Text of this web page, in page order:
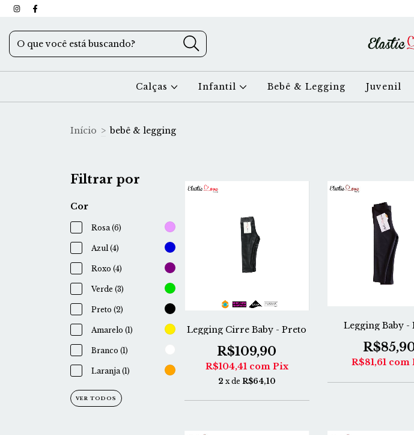
Calças Infantil Bebê & Legging Juvenil
Início > bebê & legging
Filtrar por
Cor
Rosa (6)
Azul (4)
Roxo (4)
Verde (3)
Preto (2)
Amarelo (1)
Branco (1)
Laranja (1)
VER TODOS
Legging Cirre Baby - Preto
R$109,90
R$104,41 com Pix
2 x deR$64,10
Legging Baby -
R$81,61 com